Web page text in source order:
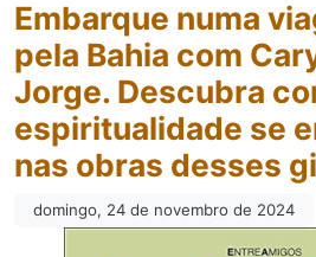
Embarque numa
pela Bahia com
Jorge. Descubra
espiritualidade se
nas obras desses
domingo, 24 de novembro de 2024